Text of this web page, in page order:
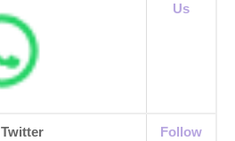
Us
Twitter
Follow